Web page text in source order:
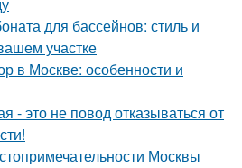
для бассейнов: стиль и
участке
в Москве: особенности и
- это не повод отказываться от
Москвы